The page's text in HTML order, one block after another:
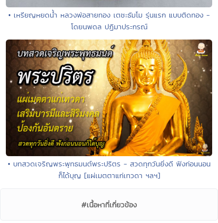
• เหรียญหยดน้ำ หลวงพ่อสายทอง เตชะธัมโม รุ่นแรก แบบติดทอง -
โดยนพดล ปฏิมาประกรณ์
• บทสวดเจริญพระพุทธมนต์พระปริตร - สวดทุกวันยิ่งดี ฟังก่อนนอน
ก็ได้บุญ [แผ่เมตตาแก่เทวดา ฯลฯ]
#เนื้อหาที่เกี่ยวข้อง